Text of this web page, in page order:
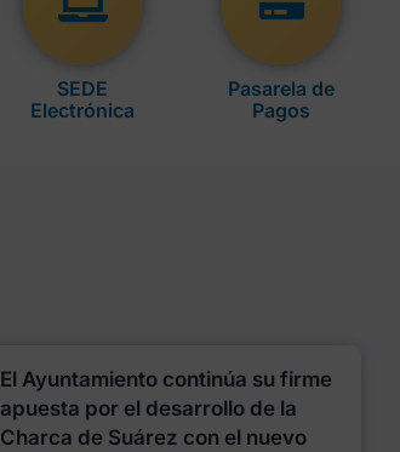
SEDE
Electrónica
Pasarela de
Pagos
El Ayuntamiento continúa su firme
apuesta por el desarrollo de la
Charca de Suárez con el nuevo